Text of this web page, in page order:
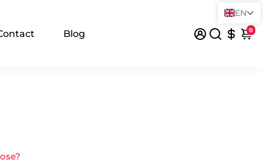
Blog 0
EN